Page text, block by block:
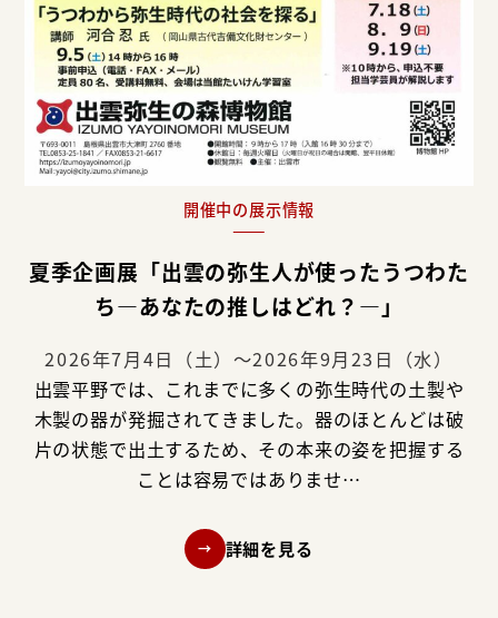
開催中の展示情報
夏季企画展「出雲の弥生人が使ったうつわた
ち―あなたの推しはどれ？―」
2026年7月4日（土）～2026年9月23日（水）
出雲平野では、これまでに多くの弥生時代の土製や
木製の器が発掘されてきました。器のほとんどは破
片の状態で出土するため、その本来の姿を把握する
ことは容易ではありませ…
詳細を見る